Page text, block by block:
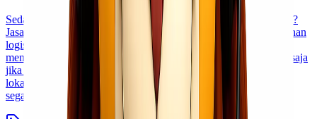
Sedang mencari solusi pengiriman barang yang cepat dan murah?
Jasa pengiriman cargo murah bisa menjadi jawaban bagi kebutuhan
logistik Kawan Lio. Tidak hanya hemat biaya, tetapi juga
menawarkan kemudahan dalam proses pengiriman. Bayangkan saja
jika Kawan Lio bisa mengirim barang tanpa harus repot pergi ke
lokasi pengiriman! Dengan adanya layanan gratis pickup, kini
segala urusan [&hellip;]